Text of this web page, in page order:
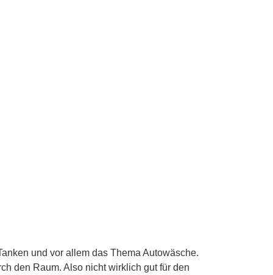
und vor allem das Thema Autowäsche.
den Raum. Also nicht wirklich gut für den